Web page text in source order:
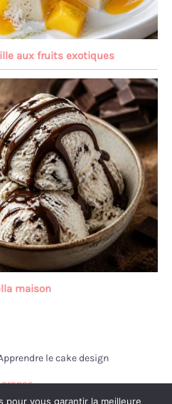
aux fruits exotiques
maison
le cake design
propos
pour vous garantir la meilleure